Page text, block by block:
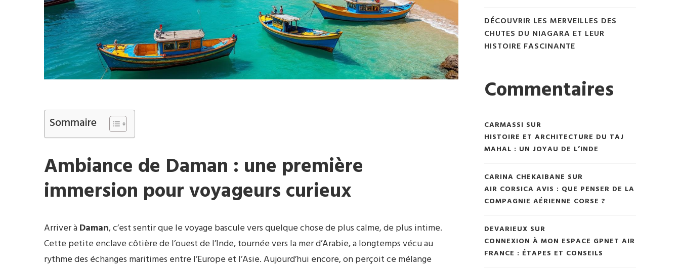
Sommaire
Ambiance de Daman : une première
immersion pour voyageurs curieux
Arriver àDaman, c’est sentir que le voyage bascule vers quelque chose de plus calme, de plus intime.
Cette petite enclave côtière de l’ouest de l’Inde, tournée vers la mer d’Arabie, a longtemps vécu au
rythme des échanges maritimes entre l’Europe et l’Asie. Aujourd’hui encore, on perçoit ce mélange
DÉCOUVRIR LES MERVEILLES DES
CHUTES DU NIAGARA ET LEUR
HISTOIRE FASCINANTE
Commentaires
CARMASSI SUR
HISTOIRE ET ARCHITECTURE DU TAJ
MAHAL : UN JOYAU DE L’INDE
CARINA CHEKAIBANE SUR
AIR CORSICA AVIS : QUE PENSER DE LA
COMPAGNIE AÉRIENNE CORSE ?
DEVARIEUX SUR
CONNEXION À MON ESPACE GPNET AIR
FRANCE : ÉTAPES ET CONSEILS